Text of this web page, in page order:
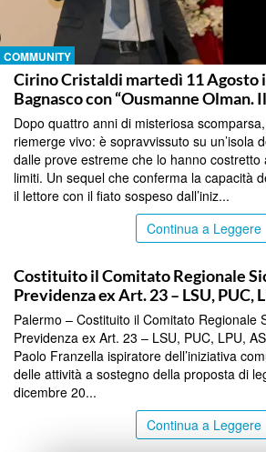
COMMUNITY
Cirino Cristaldi martedì 11 Agosto
Bagnasco con “Ousmanne Olman.
Dopo quattro anni di misteriosa
riemerge vivo: è sopravvissuto su un’isola
dalle prove estreme che lo hanno
limiti. Un sequel che conferma la capacità
il lettore con il fiato sospeso dall’iniz...
Continua a Leggere
Costituito il Comitato Regionale
Previdenza ex Art. 23 – LSU, PUC,
Palermo – Costituito il Comitato Regionale
Previdenza ex Art. 23 – LSU, PUC, LPU,
Paolo Franzella ispiratore dell’iniziativa
delle attività a sostegno della proposta di
dicembre 20...
Continua a Leggere